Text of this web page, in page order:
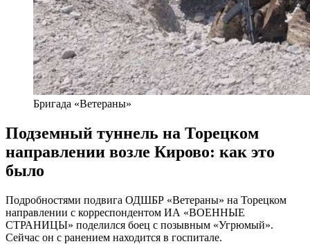
Бригада «Ветераны»
Подземный туннель на Торецком
направлении возле Кирово: как это
было
Подробностями подвига ОДШБР «Ветераны» на Торецком
направлении с корреспондентом ИА «ВОЕННЫЕ
СТРАНИЦЫ» поделился боец с позывным «Угрюмый».
Сейчас он с ранением находится в госпитале.